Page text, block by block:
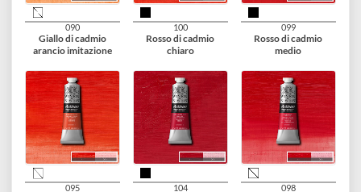
116
Giallo di cadmio
medio
109
Giallo di cadmio
imitazione
115
Giallo di cadmio
imitazione